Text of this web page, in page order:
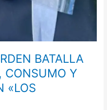
BATALLA
CONSUMO Y
«LOS